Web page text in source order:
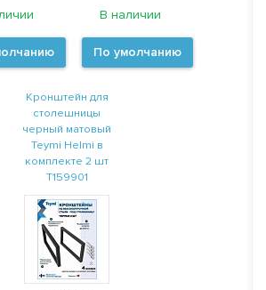
В наличии
По умолчанию
Кронштейн для
столешницы
черный матовый
Teymi Helmi в
комплекте 2 шт
T159901